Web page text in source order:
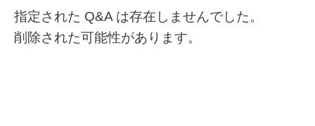
指定された Q&A は存在しませんでした。
削除された可能性があります。